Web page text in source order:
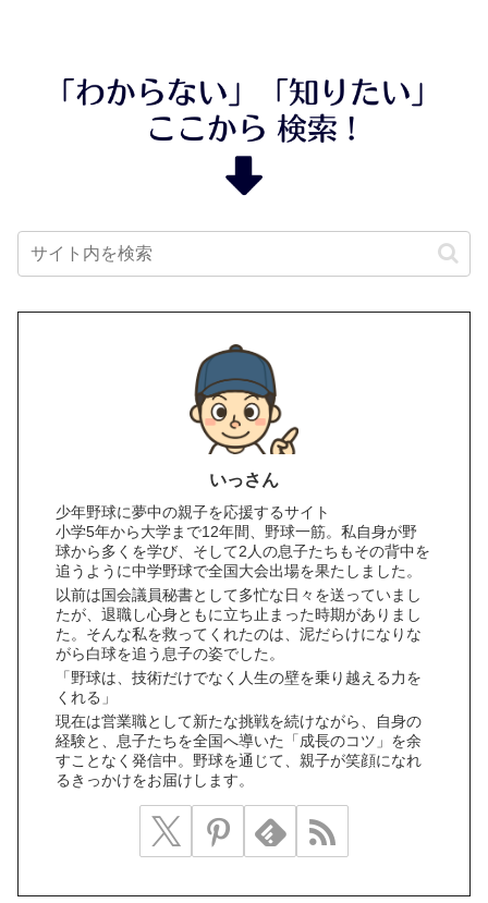
いっさん
少年野球に夢中の親子を応援するサイト
小学5年から大学まで12年間、野球一筋。私自身が野
球から多くを学び、そして2人の息子たちもその背中を
追うように中学野球で全国大会出場を果たしました。
以前は国会議員秘書として多忙な日々を送っていまし
たが、退職し心身ともに立ち止まった時期がありまし
た。そんな私を救ってくれたのは、泥だらけになりな
がら白球を追う息子の姿でした。
「野球は、技術だけでなく人生の壁を乗り越える力を
くれる」
現在は営業職として新たな挑戦を続けながら、自身の
経験と、息子たちを全国へ導いた「成長のコツ」を余
すことなく発信中。野球を通じて、親子が笑顔になれ
るきっかけをお届けします。